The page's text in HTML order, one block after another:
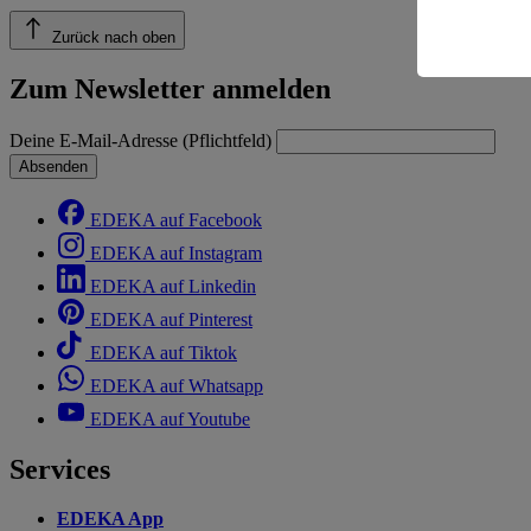
Zurück nach oben
Zum Newsletter anmelden
Deine E-Mail-Adresse (Pflichtfeld)
Absenden
EDEKA auf Facebook
EDEKA auf Instagram
EDEKA auf Linkedin
EDEKA auf Pinterest
EDEKA auf Tiktok
EDEKA auf Whatsapp
EDEKA auf Youtube
Services
EDEKA App